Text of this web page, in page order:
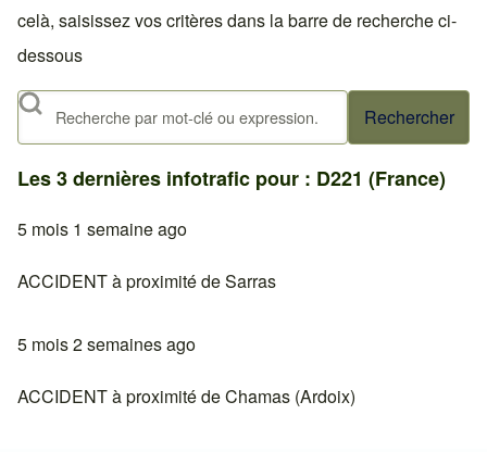
celà, saisissez vos critères dans la barre de recherche ci-
dessous
Rechercher
Les 3 dernières infotrafic pour : D221 (France)
5 mois 1 semaine ago
ACCIDENT à proximité de Sarras
5 mois 2 semaines ago
ACCIDENT à proximité de Chamas (Ardoix)